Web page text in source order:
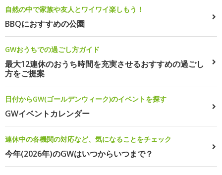
自然の中で家族や友人とワイワイ楽しもう！
BBQにおすすめの公園
GWおうちでの過ごし方ガイド
最大12連休のおうち時間を充実させるおすすめの過ごし
方をご提案
日付からGW(ゴールデンウィーク)のイベントを探す
GWイベントカレンダー
連休中の各機関の対応など、気になることをチェック
今年(2026年)のGWはいつからいつまで？